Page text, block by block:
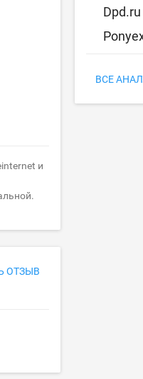
и
ОТЗЫВ
Dpd.ru
ВСЕ